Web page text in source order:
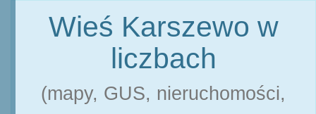
Wieś Karszewo w
liczbach
(mapy, GUS, nieruchomości,